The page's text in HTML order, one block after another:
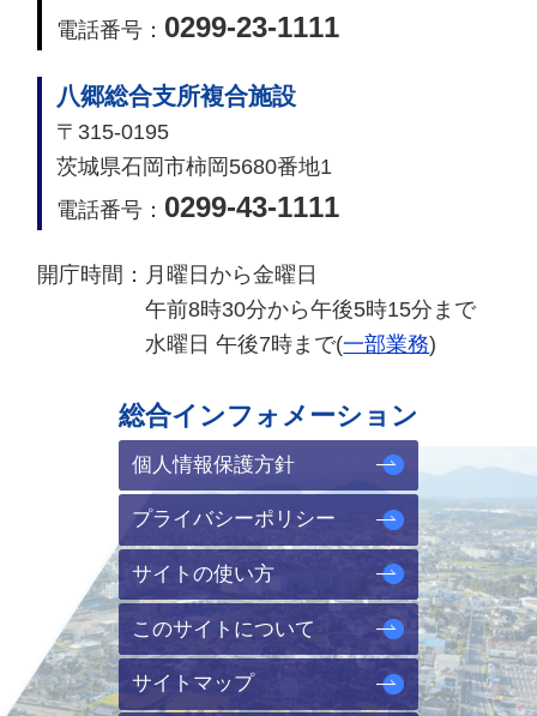
電話番号： 0299-23-1111
八郷総合支所複合施設
〒315-0195
茨城県石岡市柿岡5680番地1
電話番号： 0299-43-1111
開庁時間： 月曜日から金曜日
午前8時30分から午後5時15分まで
水曜日 午後7時まで(一部業務)
総合インフォメーション
個人情報保護方針
プライバシーポリシー
サイトの使い方
このサイトについて
サイトマップ